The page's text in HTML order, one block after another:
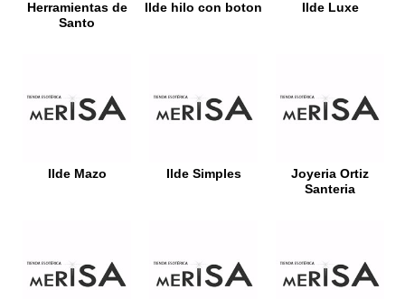
Herramientas de
Santo
Ilde hilo con boton Ilde Luxe
Ilde Mazo Ilde Simples
Joyeria Ortiz
Santeria